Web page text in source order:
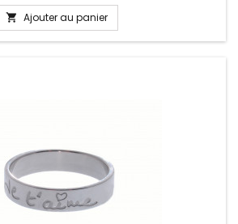
 Ajouter au panier